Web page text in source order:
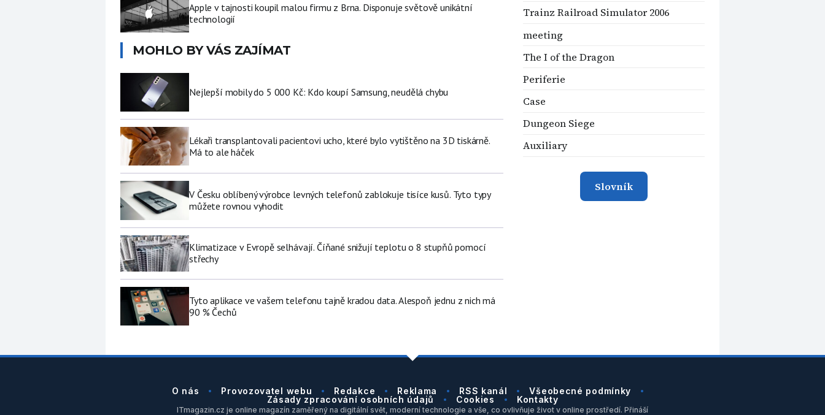
Apple v tajnosti koupil malou firmu z Brna. Disponuje světově unikátní
technologií
MOHLO BY VÁS ZAJÍMAT
Nejlepší mobily do 5 000 Kč: Kdo koupí Samsung, neudělá chybu
Lékaři transplantovali pacientovi ucho, které bylo vytištěno na 3D tiskárně.
Má to ale háček
V Česku oblíbený výrobce levných telefonů zablokuje tisíce kusů. Tyto typy
můžete rovnou vyhodit
Klimatizace v Evropě selhávají. Číňané snižují teplotu o 8 stupňů pomocí
střechy
Tyto aplikace ve vašem telefonu tajně kradou data. Alespoň jednu z nich má
90 % Čechů
Trainz Railroad Simulator 2006
meeting
The I of the Dragon
Periferie
Case
Dungeon Siege
Auxiliary
Slovník
O nás Provozovatel webu Redakce Reklama RSS kanál
Všeobecné podmínky
Zásady zpracování osobních údajů
Cookies Kontakty
ITmagazin.cz je online magazín zaměřený na digitální svět, moderní technologie a vše, co ovlivňuje život v online prostředí. Přináší